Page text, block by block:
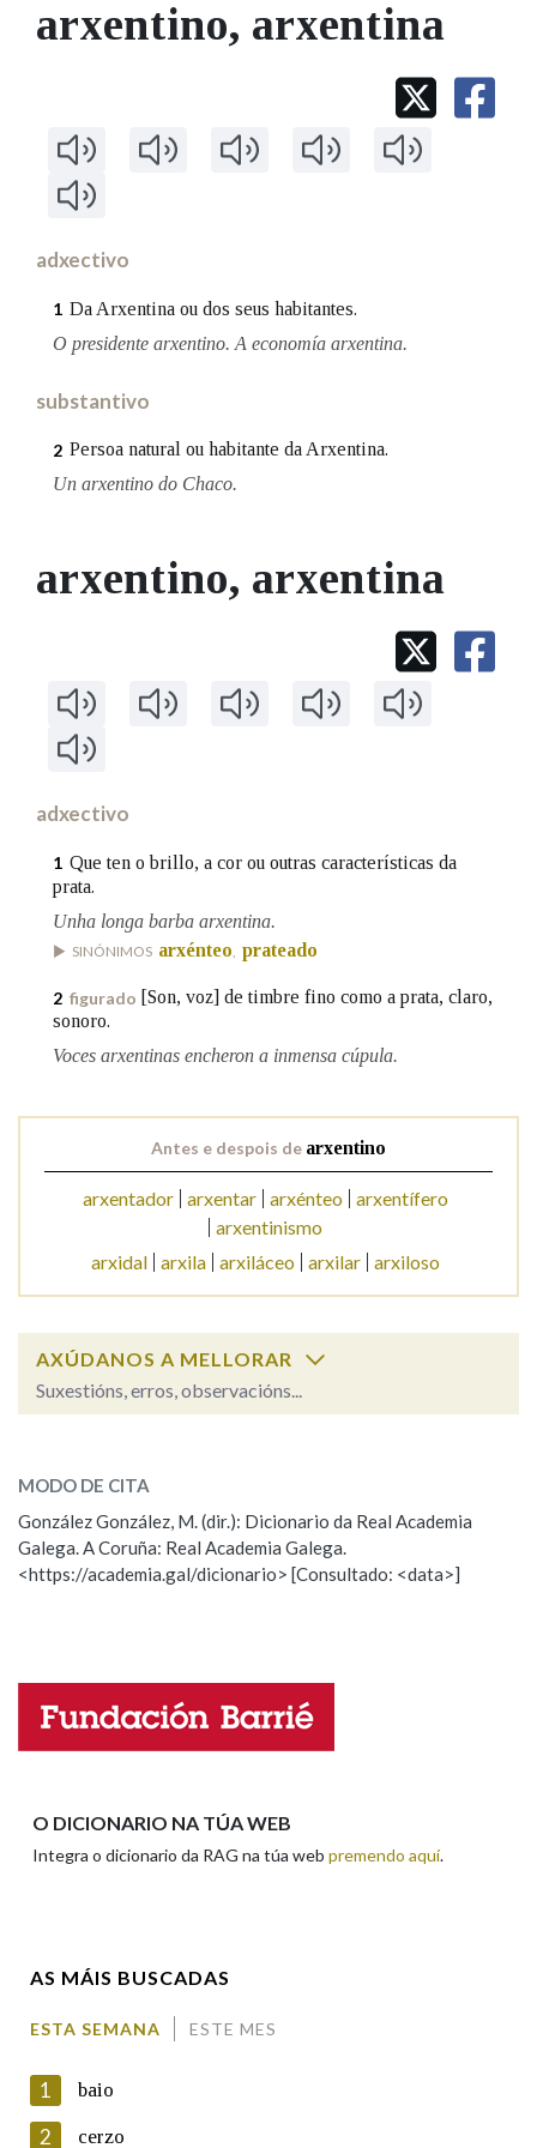
IDENTIDADE CORPORATIVA
MARCIAL DEL ADALID
CASA-MUSEO EMILIA PARDO
FIGURAS HOMENAXEADAS
PRIMAVERA DAS LETRAS
Facebook
TwitterYoutubeInstagram
Bluesky
BUSCAR NOS LEMAS
Remata por
Contén
OUTRAS OPCIÓNS DE BUSCA
Marcas gramaticais
Pertence a
LIMPAR
arxentino, arxentina
adxectivo
1 Da Arxentina ou dos seus habitantes.
O presidente arxentino. A economía arxentina.
substantivo
2 Persoa natural ou habitante da Arxentina.
Un arxentino do Chaco.
arxentino, arxentina
adxectivo
1 Que ten o brillo, a cor ou outras características da
prata.
Unha longa barba arxentina.
SINÓNIMOS arxénteo prateado
2 figurado [Son, voz] de timbre fino como a prata, claro,
sonoro.
Voces arxentinas encheron a inmensa cúpula.
Antes e despois de arxentino
arxentador arxentar arxénteo arxentífero
arxentinismo
arxidal arxila arxiláceo arxilar arxiloso
AXÚDANOS A MELLORAR
Suxestións, erros, observacións...
arxentino, arxentina
arxentino, arxentina (de prata)
ESCOLLE UNHA OPCIÓN:
Propoño mellorar a definición
Falta unha voz
Comentario
MODO DE CITA
González González, M. (dir.): Dicionario da Real Academia
Galega. A Coruña: Real Academia Galega.
<https://academia.gal/dicionario> [Consultado: <data>]
O DICIONARIO NA TÚA WEB
Integra o dicionario da RAG na túa web premendo aquí.
AS MÁIS BUSCADAS
ESTA SEMANA ESTE MES
1 baio
2 cerzo